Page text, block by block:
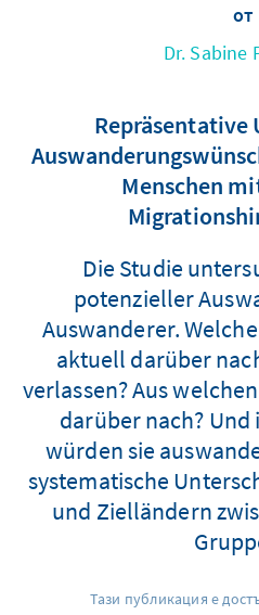
от
Dr. Sabine
Repräsentative
Menschen
Die Studie
potenzieller
Auswanderer.
aktuell darüber
verlassen? Aus
darüber nach?
würden sie
systematische
und Zielländern
Тази публикация е